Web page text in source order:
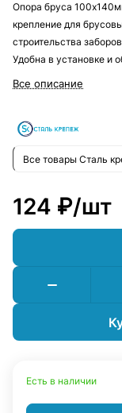
Опора бруса
крепление для
строительства
Удобна в установке и
Все описание
Все товары Сталь
124 ₽/шт
Есть в наличии